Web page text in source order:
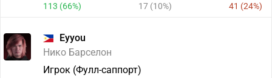
113 (66%) 17 (10%) 41 (24%)
Eyyou
Нико Барселон
Игрок (Фулл-саппорт)